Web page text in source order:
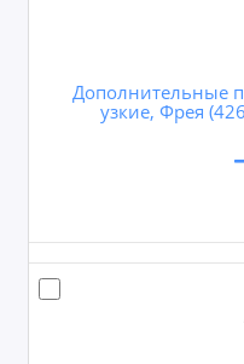
Дополнительные
узкие, Фрея